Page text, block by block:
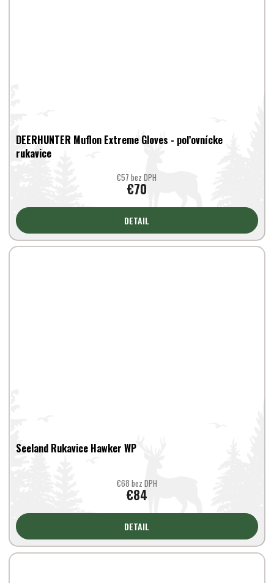
DEERHUNTER Muflon Extreme Gloves - poľovnícke
rukavice
€57 bez DPH
€70
DETAIL
Seeland Rukavice Hawker WP
€68 bez DPH
€84
DETAIL